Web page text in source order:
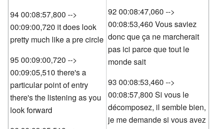
94 00:08:57,800 -->
00:09:00,720 it does look
pretty much like a pre circle
95 00:09:00,720 -->
00:09:05,510 there's a
particular point of entry
there's the listening as you
look forward
92 00:08:47,060 -->
00:08:53,460 Vous saviez
donc que ça ne marcherait
pas ici parce que tout le
monde sait
93 00:08:53,460 -->
00:08:57,800 Si vous le
décomposez, il semble bien,
je me demande si vous avez